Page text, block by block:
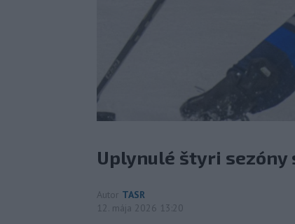
Uplynulé štyri sezóny
Autor TASR
12. mája 2026 13:20